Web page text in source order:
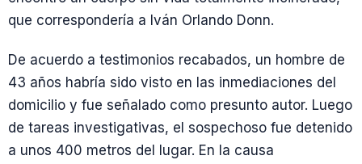
que correspondería a Iván Orlando Donn.
De acuerdo a testimonios recabados, un hombre de
43 años habría sido visto en las inmediaciones del
domicilio y fue señalado como presunto autor. Luego
de tareas investigativas, el sospechoso fue detenido
a unos 400 metros del lugar. En la causa